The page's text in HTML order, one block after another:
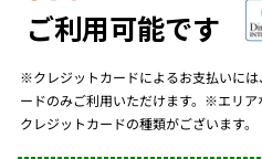
ご利用可能です
※クレジットカードによるお支払いに
ードのみご利用いただけます。※エリ
クレジットカードの種類がございます。